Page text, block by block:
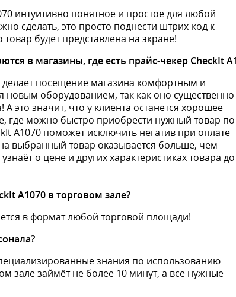
интуитивно понятное и простое для любой
сделать, это просто поднести штрих-код к
будет представлена на экране!
в магазины, где есть прайс-чекер CheckIt
посещение магазина комфортным и
оборудованием, так как оно существенно
это значит, что у клиента останется хорошее
где можно быстро приобрести нужный товар по
А1070 поможет исключить негатив при оплате
выбранный товар оказывается больше, чем
о цене и других характеристиках товара до
А1070 в торговом зале?
в формат любой торговой площади!
знания по использованию
зале займёт не более 10 минут, а все нужные